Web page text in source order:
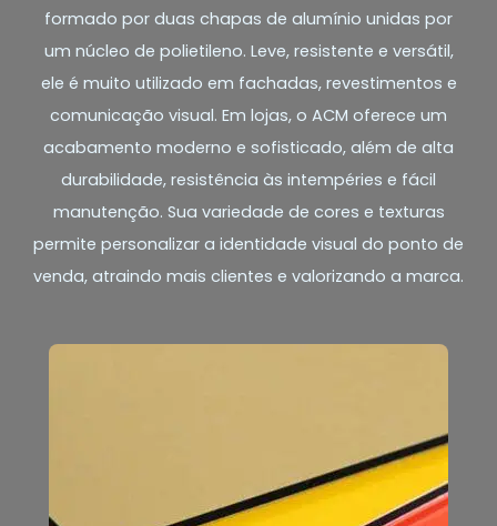
formado por duas chapas de alumínio unidas por
um núcleo de polietileno. Leve, resistente e versátil,
ele é muito utilizado em fachadas, revestimentos e
comunicação visual. Em lojas, o ACM oferece um
acabamento moderno e sofisticado, além de alta
durabilidade, resistência às intempéries e fácil
manutenção. Sua variedade de cores e texturas
permite personalizar a identidade visual do ponto de
venda, atraindo mais clientes e valorizando a marca.